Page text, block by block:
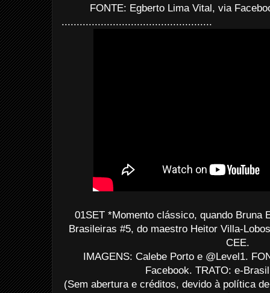
FONTE: Egberto Lima Vital, via
..................................................
01SET *Momento clássico, quando Bruna
Brasileiras #5, do maestro Heitor Villa-
CEE.
IMAGENS: Calebe Porto e @Level1.
Facebook. TRATO: e-
(Sem abertura e créditos, devido à política